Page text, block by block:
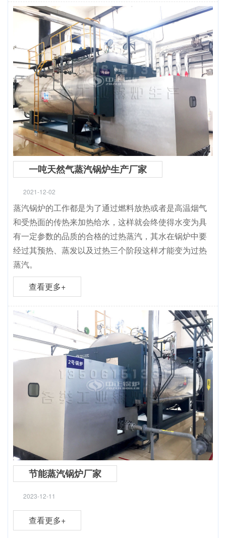
一吨天然气蒸汽锅炉生产厂家
2021-12-02
蒸汽锅炉的工作都是为了通过燃料放热或者是高温烟气
和受热面的传热来加热给水，这样就会终使得水变为具
有一定参数的品质的合格的过热蒸汽，其水在锅炉中要
经过其预热、蒸发以及过热三个阶段这样才能变为过热
蒸汽。
查看更多+
节能蒸汽锅炉厂家
2023-12-11
查看更多+